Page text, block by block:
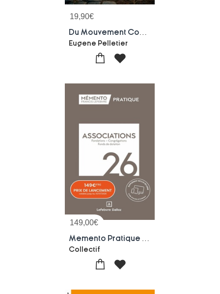
19,90€
Eugene Pelletier
149,00€
Collectif